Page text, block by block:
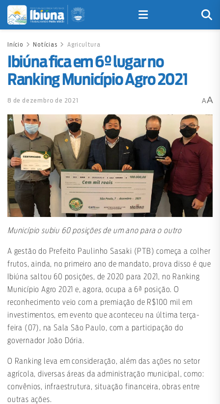
Início Notícias Agricultura
Ibiúna fica em 6º lugar no
Ranking Município Agro 2021
8 de dezembro de 2021 AA
Município subiu 60 posições de um ano para o outro
A gestão do Prefeito Paulinho Sasaki (PTB) começa a colher
frutos, ainda, no primeiro ano de mandato, prova disso é que
Ibiúna saltou 60 posições, de 2020 para 2021, no Ranking
Município Agro 2021 e, agora, ocupa a 6ª posição. O
reconhecimento veio com a premiação de R$100 mil em
investimentos, em evento que aconteceu na última terça-
feira (07), na Sala São Paulo, com a participação do
governador João Dória.
O Ranking leva em consideração, além das ações no setor
agrícola, diversas áreas da administração municipal, como:
convênios, infraestrutura, situação financeira, obras entre
outras ações.